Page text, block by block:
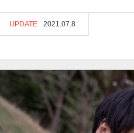
UPDATE 2021.07.8